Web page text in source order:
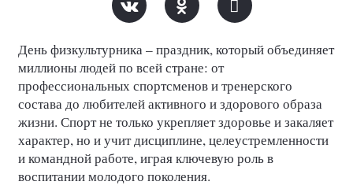
День физкультурника – праздник, который объединяет
миллионы людей по всей стране: от
профессиональных спортсменов и тренерского
состава до любителей активного и здорового образа
жизни. Спорт не только укрепляет здоровье и закаляет
характер, но и учит дисциплине, целеустремленности
и командной работе, играя ключевую роль в
воспитании молодого поколения.